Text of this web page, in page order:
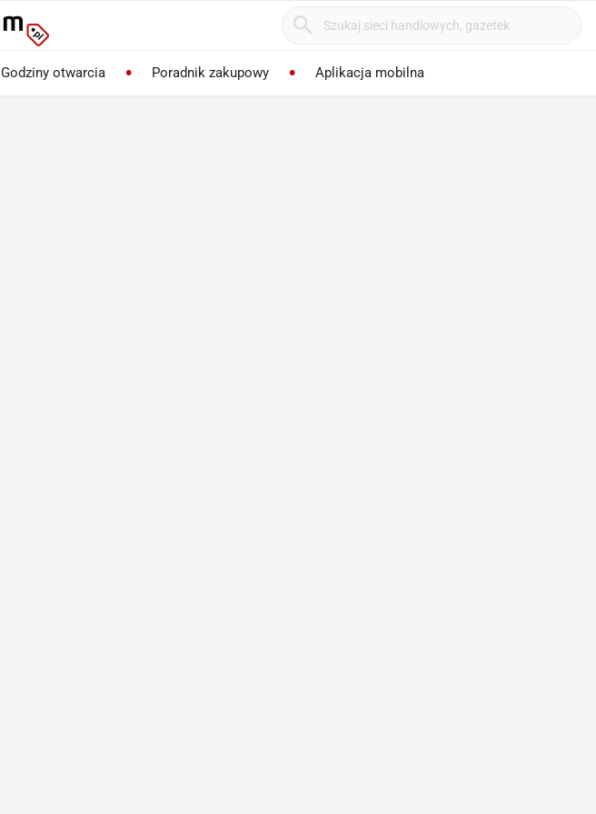
Godziny otwarcia Poradnik zakupowy Aplikacja mobilna